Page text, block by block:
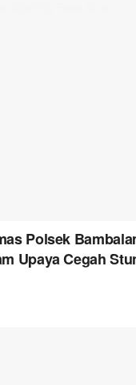
Polsek
Upaya Cegah